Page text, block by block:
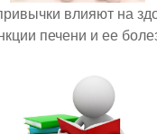
влияют на
печени и ее